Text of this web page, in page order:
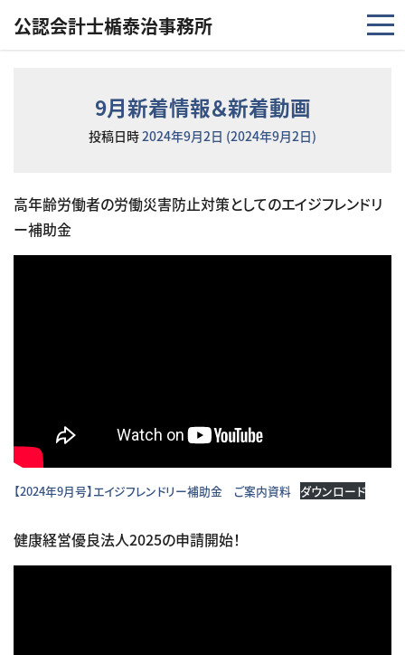
公認会計士楯泰治事務所
9月新着情報＆新着動画
投稿日時2024年9月2日 (2024年9月2日)
高年齢労働者の労働災害防止対策としてのエイジフレンドリ
ー補助金
【2024年9月号】エイジフレンドリー補助金 ご案内資料 ダウンロード
健康経営優良法人2025の申請開始！